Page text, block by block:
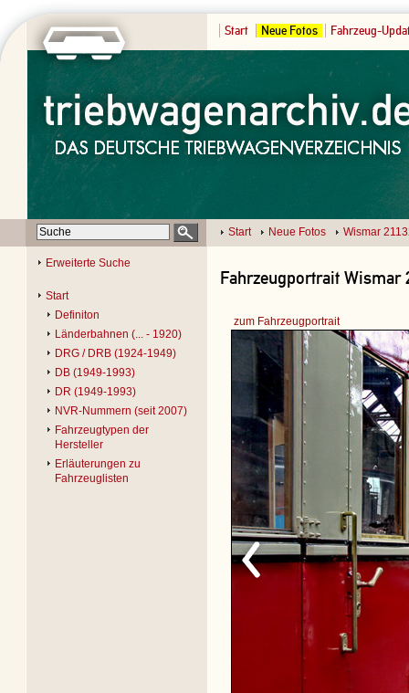
Start Neue Fotos Fahrzeug-
Start Neue Fotos Wismar
Erweiterte Suche
Start
Definiton
Länderbahnen (... - 1920)
DRG / DRB (1924-1949)
DB (1949-1993)
DR (1949-1993)
NVR-Nummern (seit 2007)
Fahrzeugtypen der
Hersteller
Erläuterungen zu
Fahrzeuglisten
Fahrzeugportrait Wismar
zum Fahrzeugportrait